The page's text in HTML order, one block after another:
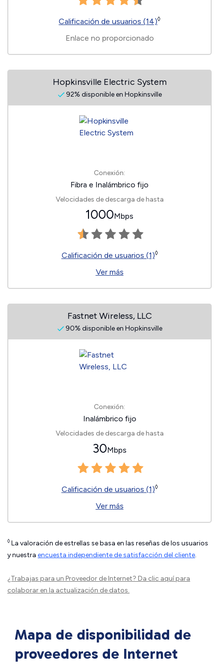
Calificación de usuarios (14)◊
Enlace no proporcionado
Hopkinsville Electric System
92% disponible en Hopkinsville
Conexión:
Fibra e Inalámbrico fijo
Velocidades de descarga de hasta
1000Mbps
Calificación de usuarios (1)◊
Ver más
Fastnet Wireless, LLC
90% disponible en Hopkinsville
Conexión:
Inalámbrico fijo
Velocidades de descarga de hasta
30Mbps
Calificación de usuarios (1)◊
Ver más
◊ La valoración de estrellas se basa en las reseñas de los usuarios
y nuestra encuesta independiente de satisfacción del cliente.
¿Trabajas para un Proveedor de Internet? Da clic aquípara
colaborar en la actualización de datos.
Mapa de disponibilidad de
proveedores de Internet